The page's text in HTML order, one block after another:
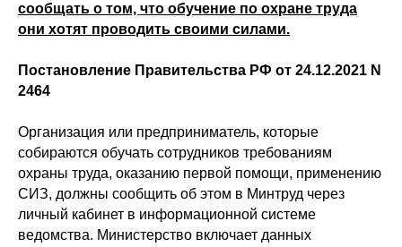
сообщать о том, что обучение по охране труда
они хотят проводить своими силами.
Постановление Правительства РФ от 24.12.2021 N
2464
Организация или предприниматель, которые
собираются обучать сотрудников требованиям
охраны труда, оказанию первой помощи, применению
СИЗ, должны сообщить об этом в Минтруд через
личный кабинет в информационной системе
ведомства. Министерство включает данных